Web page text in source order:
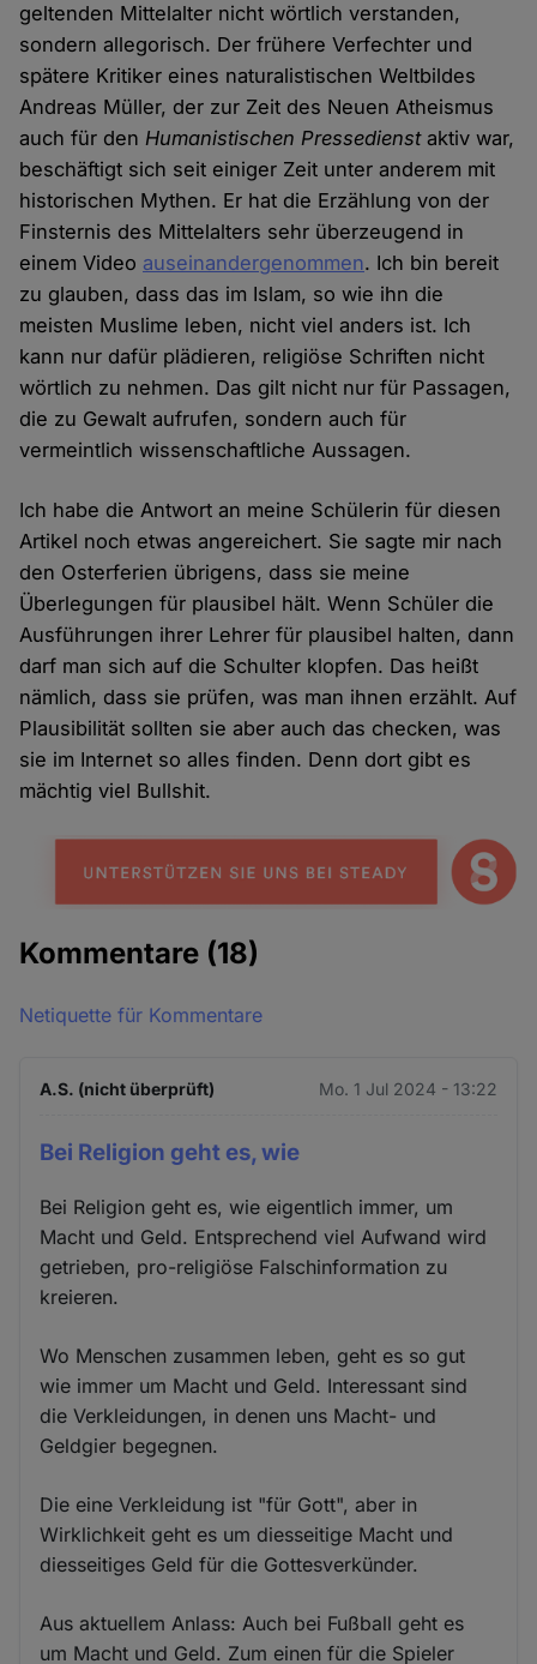
geltenden Mittelalter nicht wörtlich verstanden,
sondern allegorisch. Der frühere Verfechter und
spätere Kritiker eines naturalistischen Weltbildes
Andreas Müller, der zur Zeit des Neuen Atheismus
auch für denHumanistischen Pressedienstaktiv war,
beschäftigt sich seit einiger Zeit unter anderem mit
historischen Mythen. Er hat die Erzählung von der
Finsternis des Mittelalters sehr überzeugend in
einem Video auseinandergenommen. Ich bin bereit
zu glauben, dass das im Islam, so wie ihn die
meisten Muslime leben, nicht viel anders ist. Ich
kann nur dafür plädieren, religiöse Schriften nicht
wörtlich zu nehmen. Das gilt nicht nur für Passagen,
die zu Gewalt aufrufen, sondern auch für
vermeintlich wissenschaftliche Aussagen.
Ich habe die Antwort an meine Schülerin für diesen
Artikel noch etwas angereichert. Sie sagte mir nach
den Osterferien übrigens, dass sie meine
Überlegungen für plausibel hält. Wenn Schüler die
Ausführungen ihrer Lehrer für plausibel halten, dann
darf man sich auf die Schulter klopfen. Das heißt
nämlich, dass sie prüfen, was man ihnen erzählt. Auf
Plausibilität sollten sie aber auch das checken, was
sie im Internet so alles finden. Denn dort gibt es
mächtig viel Bullshit.
Kommentare (18)
Netiquette für Kommentare
A.S. (nicht überprüft) Mo. 1 Jul 2024 - 13:22
Bei Religion geht es, wie
Bei Religion geht es, wie eigentlich immer, um
Macht und Geld. Entsprechend viel Aufwand wird
getrieben, pro-religiöse Falschinformation zu
kreieren.
Wo Menschen zusammen leben, geht es so gut
wie immer um Macht und Geld. Interessant sind
die Verkleidungen, in denen uns Macht- und
Geldgier begegnen.
Die eine Verkleidung ist "für Gott", aber in
Wirklichkeit geht es um diesseitige Macht und
diesseitiges Geld für die Gottesverkünder.
Aus aktuellem Anlass: Auch bei Fußball geht es
um Macht und Geld. Zum einen für die Spieler